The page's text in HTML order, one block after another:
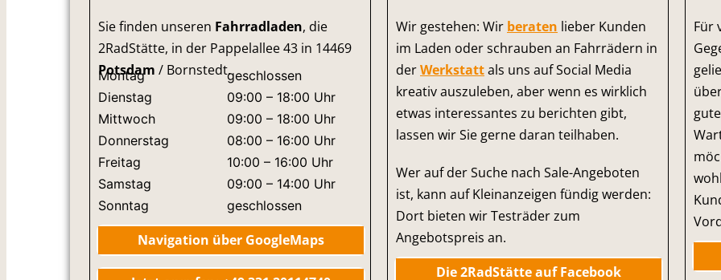
Sie finden unseren Fahrradladen, die
2RadStätte, in der Pappelallee 43 in 14469
Potsdam / Bornstedt.
Montag
geschlossen
Dienstag
09:00 – 18:00 Uhr
Mittwoch
09:00 – 18:00 Uhr
Donnerstag
08:00 – 16:00 Uhr
Freitag
10:00 – 16:00 Uhr
Samstag
09:00 – 14:00 Uhr
Sonntag
geschlossen
Navigation über GoogleMaps
Wir gestehen: Wir beraten lieber Kunden
im Laden oder schrauben an Fahrrädern in
derWerkstattals uns auf Social Media
kreativ auszuleben, aber wenn es wirklich
etwas interessantes zu berichten gibt,
lassen wir Sie gerne daran teilhaben.
Wer auf der Suche nach Sale-Angeboten
ist, kann auf Kleinanzeigen fündig werden:
Dort bieten wir Testräder zum
Angebotspreis an.
Die 2RadStätte auf Facebook
Für